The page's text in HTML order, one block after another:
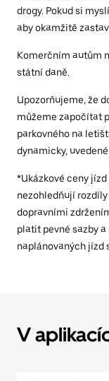
drogy. Pokud si
aby okamžitě
Komerčním autům
státní daně.
Upozorňujeme, že
můžeme započítat
parkovného na
dynamicky,
*Ukázkové ceny
nezohledňují
dopravními
platit pevné sazby
naplánovaných jízd
V